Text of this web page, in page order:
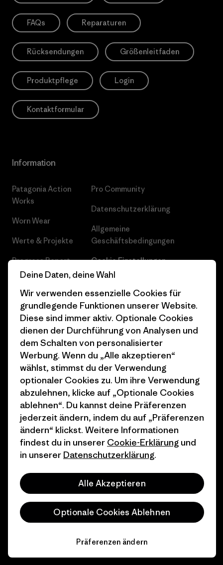
FAQs Reparaturen
Rücksendungen Größenleitfaden
Produktpflege Login
Kontaktformular
Information
Patagonia Action
Works
Worn Wear
Werte & Projekte
Progress Report
Business Unusual
Klimaziele
1% For The Planet
Wie wir finanzieren
Geschenkgutscheine
Stores in deiner
Nähe
Pro Community
Datenschutzerklärung
Allgemeine
Geschäftsbedingungen
Cookie Einstellungen
Karriere
Pressekontakt
Industry program
Affiliate-Programm
Patagonia Österreich
Seitenverzeichnis
© 2026 Patagonia, Inc. All Rights Reserved.
Deine Daten, deine Wahl
Wir verwenden essenzielle Cookies für
grundlegende Funktionen unserer Website.
Diese sind immer aktiv. Optionale Cookies
dienen der Durchführung von Analysen und
dem Schalten von personalisierter
Werbung. Wenn du „Alle akzeptieren“
wählst, stimmst du der Verwendung
optionaler Cookies zu. Um ihre Verwendung
abzulehnen, klicke auf „Optionale Cookies
ablehnen“. Du kannst deine Präferenzen
jederzeit ändern, indem du auf „Präferenzen
ändern“ klickst. Weitere Informationen
findest du in unserer Cookie-Erklärung und
in unserer Datenschutzerklärung.
Alle Akzeptieren
Optionale Cookies Ablehnen
Präferenzen ändern